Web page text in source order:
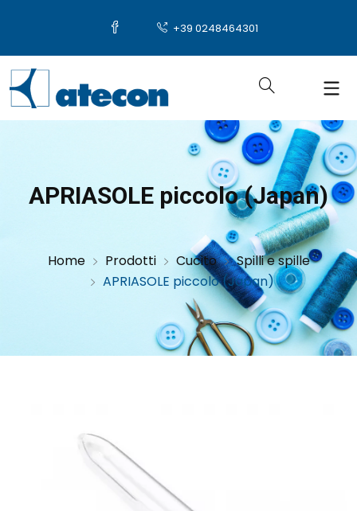
+39 0248464301
APRIASOLE piccolo (Japan)
Home Prodotti Cucito
Spilli e spille
APRIASOLE piccolo (Japan)